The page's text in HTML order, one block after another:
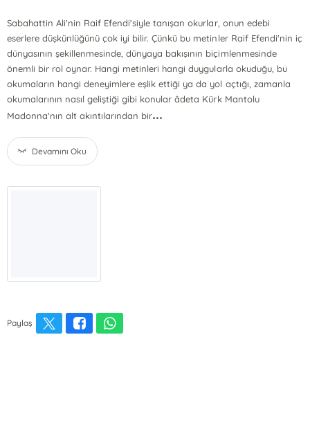
Sabahattin Ali'nin Raif Efendi'siyle tanışan okurlar, onun edebi
eserlere düşkünlüğünü çok iyi bilir. Çünkü bu metinler Raif Efendi'nin iç
dünyasının şekillenmesinde, dünyaya bakışının biçimlenmesinde
önemli bir rol oynar. Hangi metinleri hangi duygularla okuduğu, bu
okumaların hangi deneyimlere eşlik ettiği ya da yol açtığı, zamanla
okumalarının nasıl geliştiği gibi konular âdeta Kürk Mantolu
Madonna'nın alt akıntılarından bir...
Devamını Oku
Paylaş